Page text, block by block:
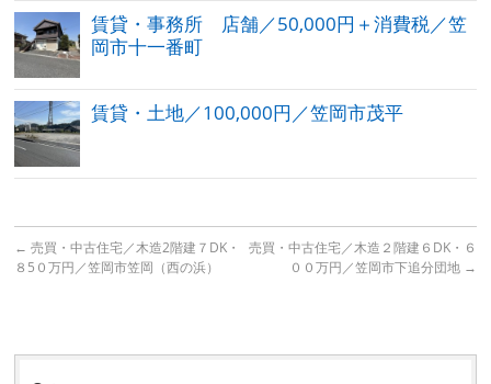
賃貸・事務所 店舗／50,000円＋消費税／笠
岡市十一番町
賃貸・土地／100,000円／笠岡市茂平
← 売買・中古住宅／木造2階建７DK・
８5０万円／笠岡市笠岡（西の浜）
売買・中古住宅／木造２階建６DK・６
００万円／笠岡市下追分団地 →